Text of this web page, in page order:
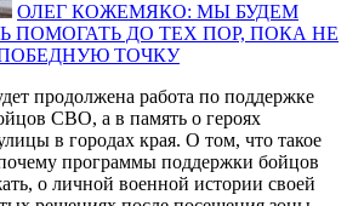
ОЛЕГ КОЖЕМЯКО: МЫ БУДЕМ
ПОМОГАТЬ ДО ТЕХ ПОР, ПОКА НЕ
ТОЧКУ
продолжена работа по поддержке
СВО, а в память о героях
в городах края. О том, что такое
программы поддержки бойцов
о личной военной истории своей